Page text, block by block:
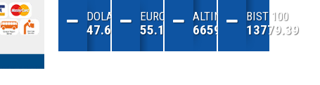
DOLAR
47.68
EURO
55.13
ALTIN
6659.72
BIST 100
13779.39